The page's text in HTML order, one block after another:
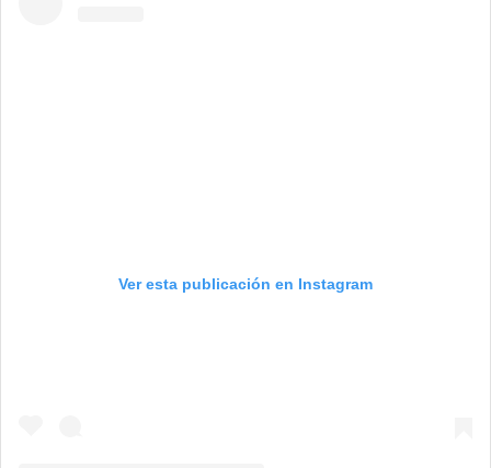
Ver esta publicación en Instagram